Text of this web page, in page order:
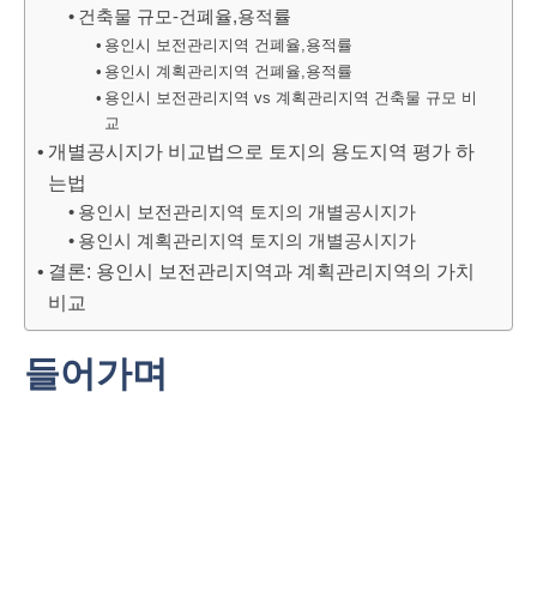
건축물 규모-건폐율,용적률
용인시 보전관리지역 건폐율,용적률
용인시 계획관리지역 건폐율,용적률
용인시 보전관리지역 vs 계획관리지역 건축물 규모 비
교
개별공시지가 비교법으로 토지의 용도지역 평가 하
는법
용인시 보전관리지역 토지의 개별공시지가
용인시 계획관리지역 토지의 개별공시지가
결론: 용인시 보전관리지역과 계획관리지역의 가치
비교
들어가며